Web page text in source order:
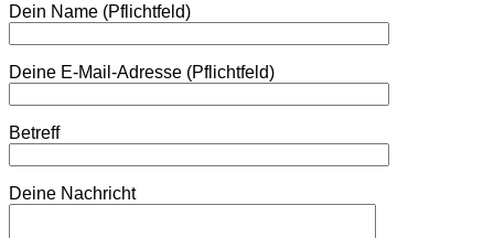
Dein Name (Pflichtfeld)
Deine E-Mail-Adresse (Pflichtfeld)
Betreff
Deine Nachricht